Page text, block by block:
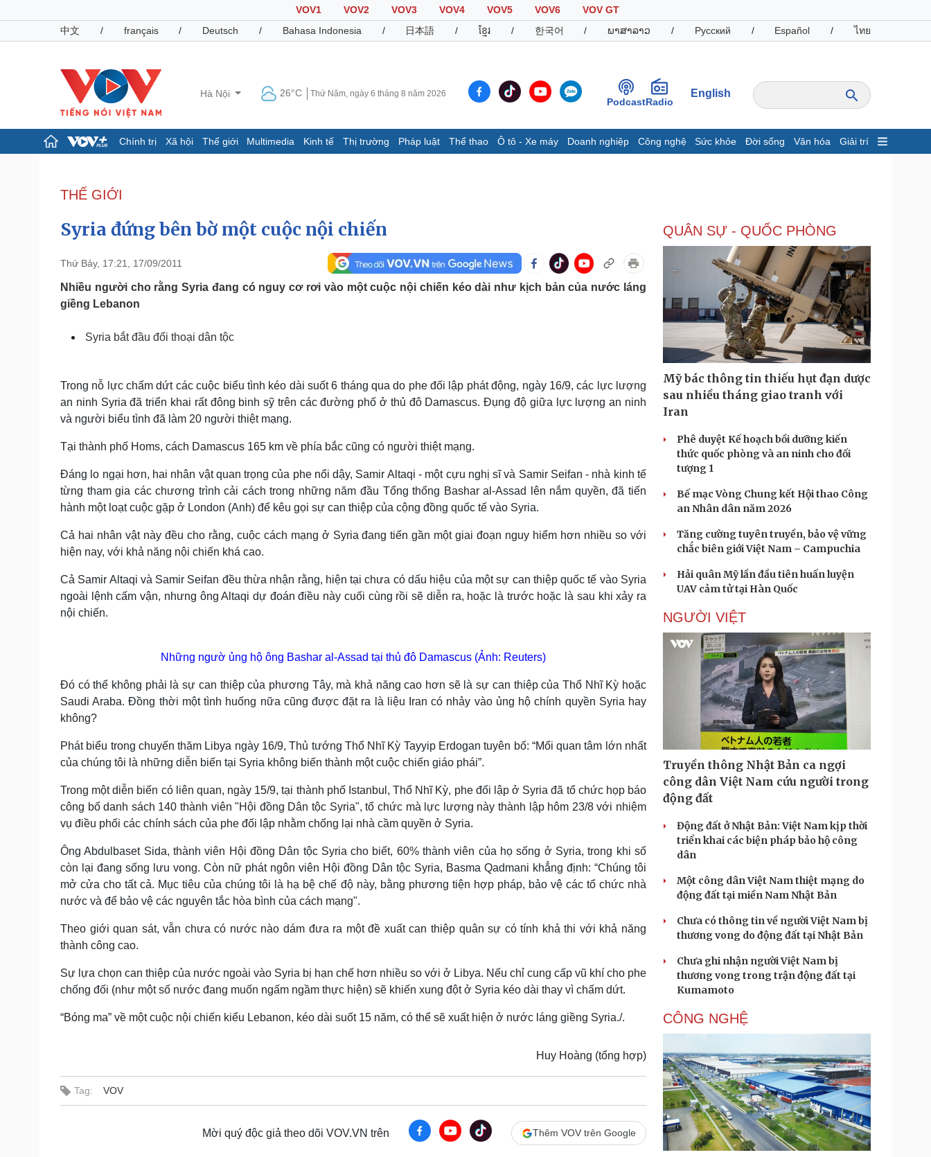
VOV1 VOV2 VOV3 VOV4 VOV5 VOV6
VOV GT
中文
/ français / Deutsch / Bahasa Indonesia / 日本語 / ខ្មែរ / 한국어 / ພາສາລາວ / Русский / Español / ไทย
Hà Nội 26°C Thứ Năm, ngày 6 tháng 8 năm 2026
PodcastRadio
English
Chính trị Xã hội Thế giới Multimedia Kinh tế Thị trường Pháp luật Thể thao Ô tô - Xe máy Doanh nghiệp Công nghệ Sức khỏe Đời sống Văn hóa Giải trí
Đảng
Tổ chức nhân sự
Nhận diện sự thật
Dấu ấn VOV
Chứng khoán
Giá cà phê
Pháp luật
Vụ án
Tư vấn luật
Quân sự - Quốc phòng
Phân tích
Thể thao
Ô tô - Xe máy
Doanh nghiệp
Thông tin doanh nghiệp
Vì cộng đồng
Công nghệ
Sành điệu
Tin Công nghệ
Trải nghiệm
Chuyển đổi số
Sức khỏe
Dinh dưỡng - món ngon
Cây thuốc
Nhi khoa
Làm đẹp - giảm cân
Phòng mạch online
Ăn sạch sống khỏe
Đời sống
Nhà đẹp
Blog
Văn hóa
Sân khấu - Điện ảnh
Di sản
Giải trí
Nghệ sĩ
Du lịch
Tư vấn
Podcast
Câu chuyện thời sự
Cửa sổ tình yêu
Kể chuyện cho bé
Hạt giống tâm hồn
Cải chính
THẾ GIỚI
Syria đứng bên bờ một cuộc nội chiến
Thứ Bảy, 17:21, 17/09/2011
Nhiều người cho rằng Syria đang có nguy cơ rơi vào một cuộc nội chiến kéo dài như kịch bản của nước láng
giềng Lebanon
Syria bắt đầu đối thoại dân tộc
Trong nỗ lực chấm dứt các cuộc biểu tình kéo dài suốt 6 tháng qua do phe đối lập phát động, ngày 16/9, các lực lượng
an ninh Syria đã triển khai rất đông binh sỹ trên các đường phố ở thủ đô Damascus. Đụng độ giữa lực lượng an ninh
và người biểu tình đã làm 20 người thiệt mạng.
Tại thành phố Homs, cách Damascus 165 km về phía bắc cũng có người thiệt mạng.
Đáng lo ngại hơn, hai nhân vật quan trọng của phe nổi dậy, Samir Altaqi - một cựu nghị sĩ và Samir Seifan - nhà kinh tế
từng tham gia các chương trình cải cách trong những năm đầu Tổng thống Bashar al-Assad lên nắm quyền, đã tiến
hành một loạt cuộc gặp ở London (Anh) để kêu gọi sự can thiệp của cộng đồng quốc tế vào Syria.
Cả hai nhân vật này đều cho rằng, cuộc cách mạng ở Syria đang tiến gần một giai đoạn nguy hiểm hơn nhiều so với
hiện nay, với khả năng nội chiến khá cao.
Cả Samir Altaqi và Samir Seifan đều thừa nhận rằng, hiện tại chưa có dấu hiệu của một sự can thiệp quốc tế vào Syria
ngoài lệnh cấm vận, nhưng ông Altaqi dự đoán điều này cuối cùng rồi sẽ diễn ra, hoặc là trước hoặc là sau khi xảy ra
nội chiến.
Những ngườ ủng hộ ông Bashar al-Assad tại thủ đô Damascus (Ảnh: Reuters)
Đó có thể không phải là sự can thiệp của phương Tây, mà khả năng cao hơn sẽ là sự can thiệp của Thổ Nhĩ Kỳ hoặc
Saudi Araba. Đồng thời một tình huống nữa cũng được đặt ra là liệu Iran có nhảy vào ủng hộ chính quyền Syria hay
không?
Phát biểu trong chuyến thăm Libya ngày 16/9, Thủ tướng Thổ Nhĩ Kỳ Tayyip Erdogan tuyên bố: “Mối quan tâm lớn nhất
của chúng tôi là những diễn biến tại Syria không biến thành một cuộc chiến giáo phái”.
Trong một diễn biến có liên quan, ngày 15/9, tại thành phố Istanbul, Thổ Nhĩ Kỳ, phe đối lập ở Syria đã tổ chức họp báo
công bố danh sách 140 thành viên "Hội đồng Dân tộc Syria", tổ chức mà lực lượng này thành lập hôm 23/8 với nhiệm
vụ điều phối các chính sách của phe đối lập nhằm chống lại nhà cầm quyền ở Syria.
Ông Abdulbaset Sida, thành viên Hội đồng Dân tộc Syria cho biết, 60% thành viên của họ sống ở Syria, trong khi số
còn lại đang sống lưu vong. Còn nữ phát ngôn viên Hội đồng Dân tộc Syria, Basma Qadmani khẳng định: “Chúng tôi
mở cửa cho tất cả. Mục tiêu của chúng tôi là hạ bệ chế độ này, bằng phương tiện hợp pháp, bảo vệ các tổ chức nhà
nước và để bảo vệ các nguyên tắc hòa bình của cách mạng".
Theo giới quan sát, vẫn chưa có nước nào dám đưa ra một đề xuất can thiệp quân sự có tính khả thi với khả năng
thành công cao.
Sự lựa chọn can thiệp của nước ngoài vào Syria bị hạn chế hơn nhiều so với ở Libya. Nếu chỉ cung cấp vũ khí cho phe
chống đối (như một số nước đang muốn ngấm ngầm thực hiện) sẽ khiến xung đột ở Syria kéo dài thay vì chấm dứt.
“Bóng ma” về một cuộc nội chiến kiểu Lebanon, kéo dài suốt 15 năm, có thể sẽ xuất hiện ở nước láng giềng Syria./.
Huy Hoàng (tổng hợp)
Tag: VOV
Mời quý độc giả theo dõi VOV.VN trên Thêm VOV trên Google
QUÂN SỰ - QUỐC PHÒNG
Mỹ bác thông tin thiếu hụt đạn dược
sau nhiều tháng giao tranh với
Iran
Phê duyệt Kế hoạch bồi dưỡng kiến
thức quốc phòng và an ninh cho đối
tượng 1
Bế mạc Vòng Chung kết Hội thao Công
an Nhân dân năm 2026
Tăng cường tuyên truyền, bảo vệ vững
chắc biên giới Việt Nam – Campuchia
Hải quân Mỹ lần đầu tiên huấn luyện
UAV cảm tử tại Hàn Quốc
NGƯỜI VIỆT
Truyền thông Nhật Bản ca ngợi
công dân Việt Nam cứu người trong
động đất
Động đất ở Nhật Bản: Việt Nam kịp thời
triển khai các biện pháp bảo hộ công
dân
Một công dân Việt Nam thiệt mạng do
động đất tại miền Nam Nhật Bản
Chưa có thông tin về người Việt Nam bị
thương vong do động đất tại Nhật Bản
Chưa ghi nhận người Việt Nam bị
thương vong trong trận động đất tại
Kumamoto
CÔNG NGHỆ